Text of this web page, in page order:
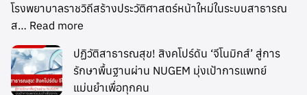
โรงพยาบาลราชวิถีสร้างประวัติศาสตร์หน้าใหม่ในระบบสาธารณ
ส… Read more
ปฏิวัติสาธารณสุข! สิงคโปร์ดัน ‘จีโนมิกส์’ สู่การ
รักษาพื้นฐานผ่าน NUGEM มุ่งเป้าการแพทย์
แม่นยำเพื่อทุกคน